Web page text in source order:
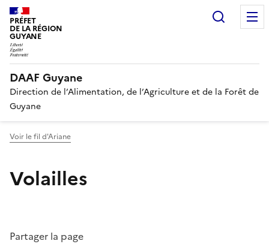
PRÉFET
DE LA RÉGION
GUYANE
DAAF Guyane
Direction de l’Alimentation, de l’Agriculture et de la Forêt de
Guyane
Voir le fil d'Ariane
Volailles
Partager la page